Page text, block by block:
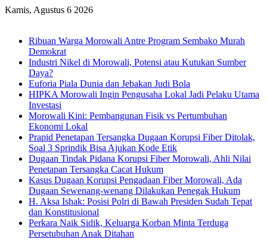
Kamis, Agustus 6 2026
Ribuan Warga Morowali Antre Program Sembako Murah
Demokrat
Industri Nikel di Morowali, Potensi atau Kutukan Sumber
Daya?
Euforia Piala Dunia dan Jebakan Judi Bola
HIPKA Morowali Ingin Pengusaha Lokal Jadi Pelaku Utama
Investasi
Morowali Kini: Pembangunan Fisik vs Pertumbuhan
Ekonomi Lokal
Prapid Penetapan Tersangka Dugaan Korupsi Fiber Ditolak,
Soal 3 Sprindik Bisa Ajukan Kode Etik
Dugaan Tindak Pidana Korupsi Fiber Morowali, Ahli Nilai
Penetapan Tersangka Cacat Hukum
Kasus Dugaan Korupsi Pengadaan Fiber Morowali, Ada
Dugaan Sewenang-wenang Dilakukan Penegak Hukum
H. Aksa Ishak: Posisi Polri di Bawah Presiden Sudah Tepat
dan Konstitusional
Perkara Naik Sidik, Keluarga Korban Minta Terduga
Persetubuhan Anak Ditahan